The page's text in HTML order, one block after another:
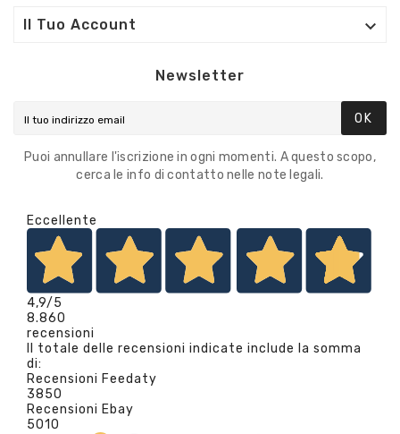
Il Tuo Account 
Newsletter
OK
Puoi annullare l'iscrizione in ogni momenti. A questo scopo,
cerca le info di contatto nelle note legali.
Eccellente
4,9/5
8.860
recensioni
Il totale delle recensioni indicate include la somma
di:
Recensioni Feedaty
3850
Recensioni Ebay
5010